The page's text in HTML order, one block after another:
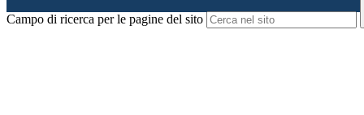
Campo di ricerca per le pagine del sito